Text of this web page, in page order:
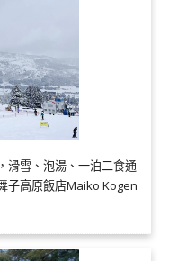
滑雪、泡湯、一泊二食通
子高原飯店Maiko Kogen